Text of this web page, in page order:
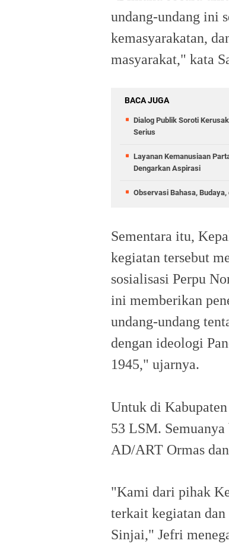
undang-undang ini
kemasyarakatan,
masyarakat," kata
BACA JUGA
Dialog Publik Soroti
Serius
Layanan Kemanusiaan
Dengarkan Aspirasi
Observasi Bahasa,
Sementara itu,
kegiatan tersebut
sosialisasi Perpu
ini memberikan
undang-undang
dengan ideologi
1945," ujarnya.
Untuk di
53 LSM. Semuanya
AD/ART Ormas
"Kami dari pihak
terkait kegiatan
Sinjai," Jefri